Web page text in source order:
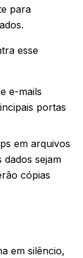
para
esse
e-mails
portas
em arquivos
dados sejam
cópias
em silêncio,